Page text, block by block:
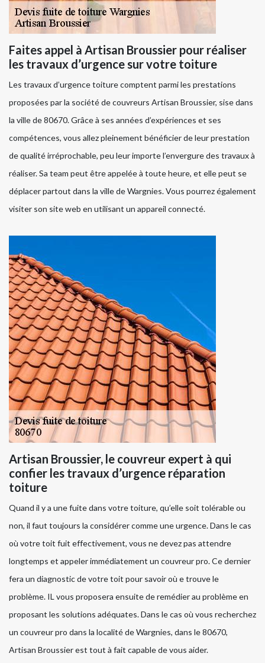
Faites appel à Artisan Broussier pour réaliser
les travaux d’urgence sur votre toiture
Les travaux d’urgence toiture comptent parmi les prestations
proposées par la société de couvreurs Artisan Broussier, sise dans
la ville de 80670. Grâce à ses années d’expériences et ses
compétences, vous allez pleinement bénéficier de leur prestation
de qualité irréprochable, peu leur importe l’envergure des travaux à
réaliser. Sa team peut être appelée à toute heure, et elle peut se
déplacer partout dans la ville de Wargnies. Vous pourrez également
visiter son site web en utilisant un appareil connecté.
Artisan Broussier, le couvreur expert à qui
confier les travaux d’urgence réparation
toiture
Quand il y a une fuite dans votre toiture, qu’elle soit tolérable ou
non, il faut toujours la considérer comme une urgence. Dans le cas
où votre toit fuit effectivement, vous ne devez pas attendre
longtemps et appeler immédiatement un couvreur pro. Ce dernier
fera un diagnostic de votre toit pour savoir où e trouve le
problème. IL vous proposera ensuite de remédier au problème en
proposant les solutions adéquates. Dans le cas où vous recherchez
un couvreur pro dans la localité de Wargnies, dans le 80670,
Artisan Broussier est tout à fait capable de vous aider.